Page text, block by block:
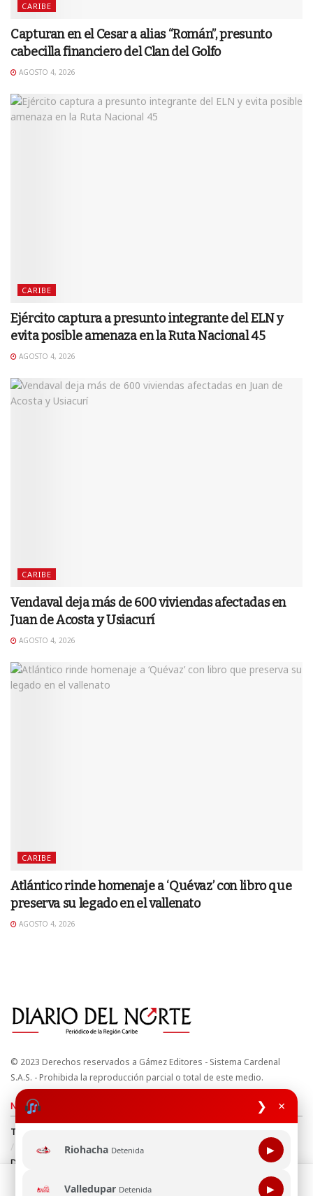
❯ ×
Riohacha Detenida ▶
Valledupar Detenida ▶
CARIBE
Capturan en el Cesar a alias “Román”, presunto
cabecilla financiero del Clan del Golfo
AGOSTO 4, 2026
CARIBE
Ejército captura a presunto integrante del ELN y
evita posible amenaza en la Ruta Nacional 45
AGOSTO 4, 2026
CARIBE
Vendaval deja más de 600 viviendas afectadas en
Juan de Acosta y Usiacurí
AGOSTO 4, 2026
CARIBE
Atlántico rinde homenaje a ‘Quévaz’ con libro que
preserva su legado en el vallenato
AGOSTO 4, 2026
© 2023 Derechos reservados a Gámez Editores - Sistema Cardenal
S.A.S. - Prohibida la reproducción parcial o total de este medio.
Nuestros sitios
Términos y Condiciones
Política de uso de cookies
Política de Tratamiento de Datos
Directrices Editoriales
Esta página web usa cookie para mejorar tu experiencia de